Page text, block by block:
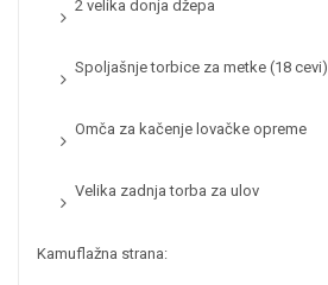
2 velika donja džepa
Spoljašnje torbice za metke (18 cevi)
Omča za kačenje lovačke opreme
Velika zadnja torba za ulov
Kamuflažna strana: